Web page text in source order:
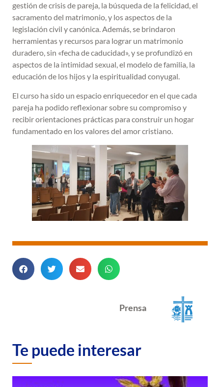
gestión de crisis de pareja, la búsqueda de la felicidad, el
sacramento del matrimonio, y los aspectos de la
legislación civil y canónica. Además, se brindaron
herramientas y recursos para lograr un matrimonio
duradero, sin «fecha de caducidad», y se profundizó en
aspectos de la intimidad sexual, el modelo de familia, la
educación de los hijos y la espiritualidad conyugal.
El curso ha sido un espacio enriquecedor en el que cada
pareja ha podido reflexionar sobre su compromiso y
recibir orientaciones prácticas para construir un hogar
fundamentado en los valores del amor cristiano.
Prensa
Te puede interesar